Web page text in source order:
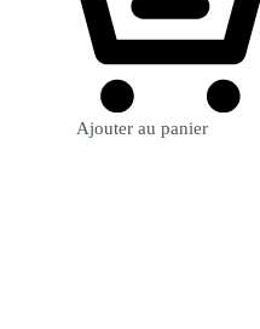
Ajouter au panier